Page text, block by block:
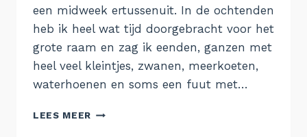
een midweek ertussenuit. In de ochtenden
heb ik heel wat tijd doorgebracht voor het
grote raam en zag ik eenden, ganzen met
heel veel kleintjes, zwanen, meerkoeten,
waterhoenen en soms een fuut met…
LEES MEER 36.